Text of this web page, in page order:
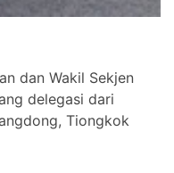
dan Wakil Sekjen
delegasi dari
Tiongkok